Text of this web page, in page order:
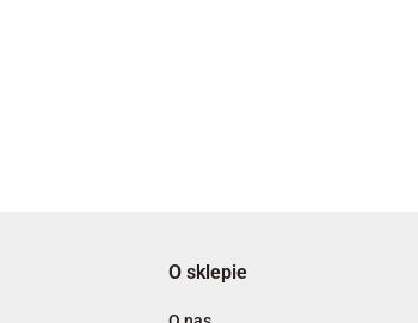
A4 Tech
O sklepie